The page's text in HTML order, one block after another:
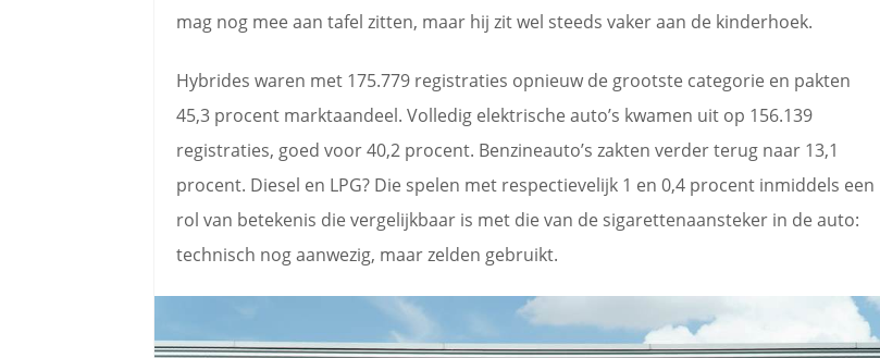
mag nog mee aan tafel zitten, maar hij zit wel steeds vaker aan de kinderhoek.
Hybrides waren met 175.779 registraties opnieuw de grootste categorie en pakten
45,3 procent marktaandeel. Volledig elektrische auto’s kwamen uit op 156.139
registraties, goed voor 40,2 procent. Benzineauto’s zakten verder terug naar 13,1
procent. Diesel en LPG? Die spelen met respectievelijk 1 en 0,4 procent inmiddels een
rol van betekenis die vergelijkbaar is met die van de sigarettenaansteker in de auto:
technisch nog aanwezig, maar zelden gebruikt.